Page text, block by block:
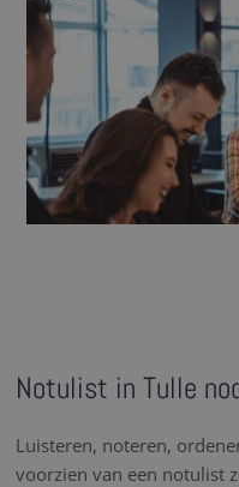
Notulist in Tulle
Luisteren, noteren,
voorzien van een notulist